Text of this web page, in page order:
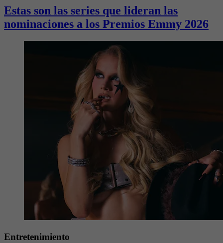
Estas son las series que lideran las
nominaciones a los Premios Emmy 2026
Entretenimiento